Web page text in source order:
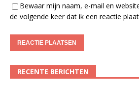
Bewaar mijn naam, e-mail en
de volgende keer dat ik een reactie
RECENTE BERICHTEN